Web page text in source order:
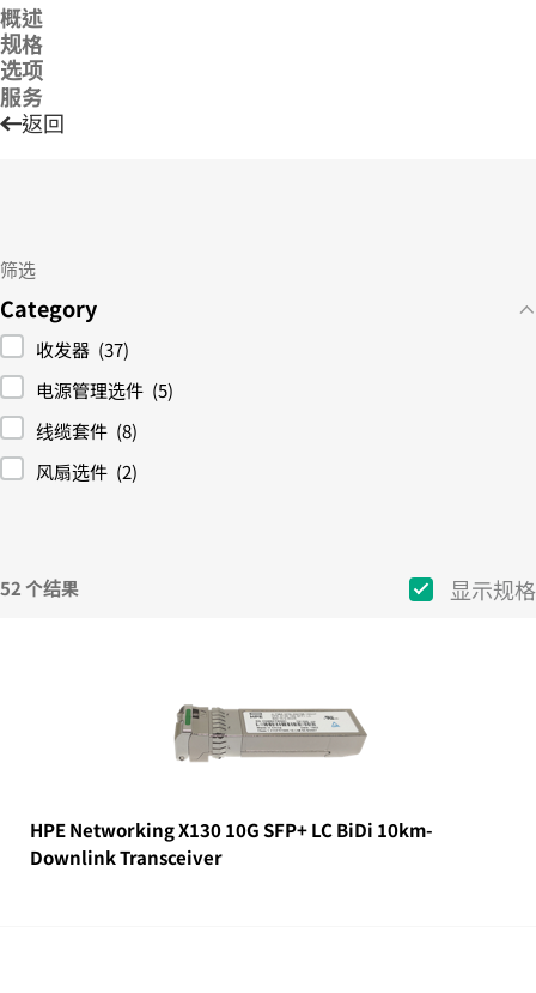
概述
规格
选项
服务
返回
筛选
Category
收发器 (37)
电源管理选件 (5)
线缆套件 (8)
风扇选件 (2)
52 个结果 显示规格
HPE Networking X130 10G SFP+ LC BiDi 10km-
Downlink Transceiver